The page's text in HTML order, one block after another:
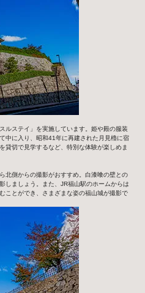
ルステイ」を実施しています。姫や殿の服装
中に入り、昭和41年に再建された月見櫓に宿
貸切で見学するなど、特別な体験が楽しめま
北側からの撮影がおすすめ。白漆喰の壁との
しましょう。また、JR福山駅のホームからは
ことができ、さまざまな姿の福山城が撮影で